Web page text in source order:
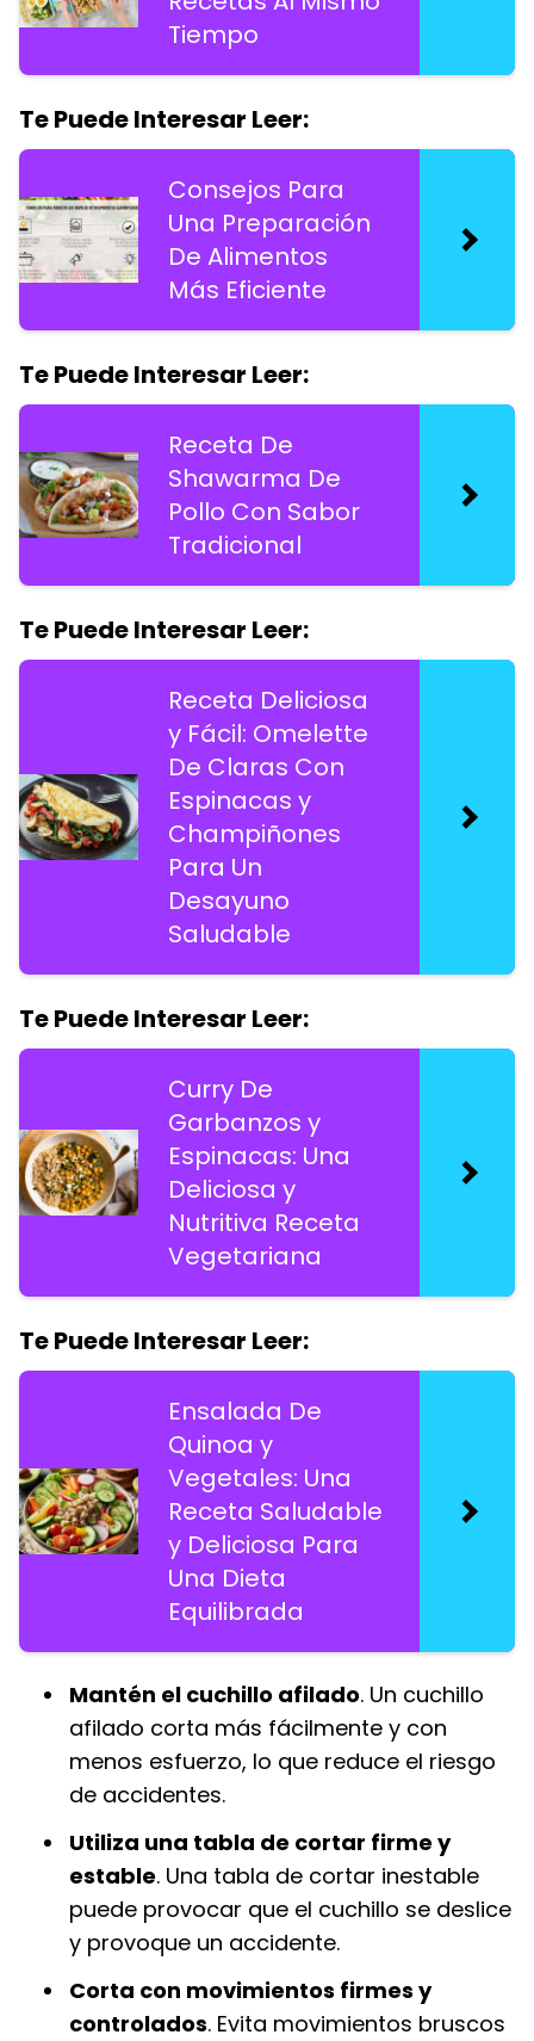
Tiempo
Te Puede Interesar Leer:
Consejos Para
Una Preparación
De Alimentos
Más Eficiente
Te Puede Interesar Leer:
Receta De
Shawarma De
Pollo Con Sabor
Tradicional
Te Puede Interesar Leer:
Receta Deliciosa
y Fácil: Omelette
De Claras Con
Espinacas y
Champiñones
Para Un
Desayuno
Saludable
Te Puede Interesar Leer:
Curry De
Garbanzos y
Espinacas: Una
Deliciosa y
Nutritiva Receta
Vegetariana
Te Puede Interesar Leer:
Ensalada De
Quinoa y
Vegetales: Una
Receta Saludable
y Deliciosa Para
Una Dieta
Equilibrada
Mantén el cuchillo afilado. Un cuchillo
afilado corta más fácilmente y con
menos esfuerzo, lo que reduce el riesgo
de accidentes.
Utiliza una tabla de cortar firme y
estable. Una tabla de cortar inestable
puede provocar que el cuchillo se deslice
y provoque un accidente.
Corta con movimientos firmes y
controlados. Evita movimientos bruscos